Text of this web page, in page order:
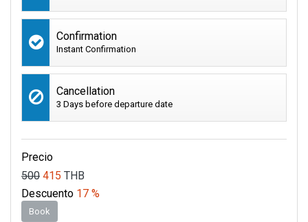
Confirmation
Instant Confirmation
Cancellation
3 Days before departure date
Precio
500 415 THB
Descuento 17 %
Book